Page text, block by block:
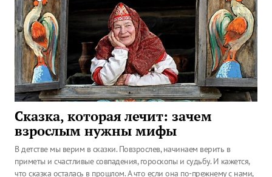
Сказка, которая лечит: зачем
взрослым нужны мифы
В детстве мы верим в сказки. Повзрослев, начинаем верить в
приметы и счастливые совпадения, гороскопы и судьбу. И кажется,
что сказка осталась в прошлом. А что если она по-прежнему с нами,